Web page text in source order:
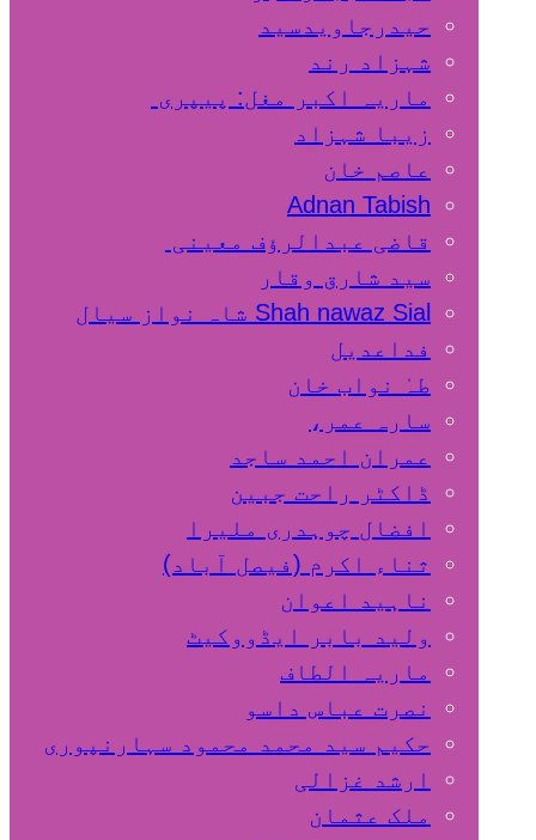
حیدرجاویدسید
شہزاد رند
ماریہ اکبر مغل: پیپری
زیبا شہزاد
عاصم خان
Adnan Tabish
قاضی عبدالرؤف معینی
سید شارق وقار
Shah nawaz Sial شاہ نواز سیال
فداعدیل
طہٰ نواب خان
سارہ عمر،
عمران احمد ساجد
ڈاکٹر راحت جبین
افضال چوہدری ملیرا
ثناء اکرم (فیصل آباد)
ناہید اعوان
ولید بابر ایڈووکیٹ
ماریہ الطاف
نصرت عباس داسو
حکیم سید محمد محمود سہارنپوری
ارشد غزالی
ملک عثمان